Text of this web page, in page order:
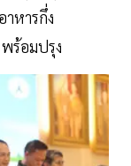
หารกึ่ง
ร้อมปรุง